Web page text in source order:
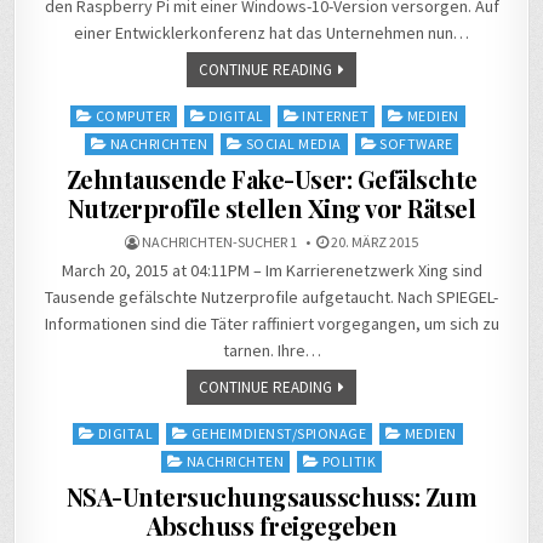
den Raspberry Pi mit einer Windows-10-Version versorgen. Auf
einer Entwicklerkonferenz hat das Unternehmen nun…
CONTINUE READING
Posted
COMPUTER DIGITAL INTERNET
MEDIEN
NACHRICHTEN
SOCIAL MEDIA SOFTWARE
Zehntausende Fake-User: Gefälschte
Nutzerprofile stellen Xing vor Rätsel
NACHRICHTEN-SUCHER 1 20. MÄRZ 2015
March 20, 2015 at 04:11PM – Im Karrierenetzwerk Xing sind
Tausende gefälschte Nutzerprofile aufgetaucht. Nach SPIEGEL-
Informationen sind die Täter raffiniert vorgegangen, um sich zu
tarnen. Ihre…
CONTINUE READING
PostedDIGITAL GEHEIMDIENST/SPIONAGE
MEDIEN
NACHRICHTEN
POLITIK
NSA-Untersuchungsausschuss: Zum
Abschuss freigegeben